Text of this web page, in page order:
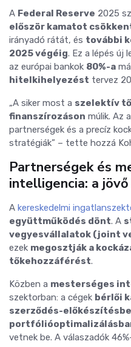
A Federal Reserve 2025
először kamatot
irányadó rátát, és további
2025 végéig. Ez a lépés új
az európai bankok 80%-a
hitelkihelyezést tervez
„A siker most a szelektív
finanszírozáson múlik. Az
partnerségek és a precíz
stratégiák” – tette hozzá
Partnerségek és
intelligencia: a
A kereskedelmi
együttműködés dönt. A
vegyesvállalatok (joint
ezek megosztják a
tőkehozzáférést.
Közben a mesterséges
szektorban: a cégek bérlői
szerződés-
vetnek be. A válaszadók